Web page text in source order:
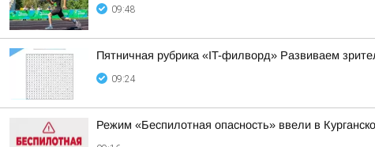
09:48
Пятничная рубрика «IT-филворд» Развиваем
09:24
Режим «Беспилотная опасность» ввели в